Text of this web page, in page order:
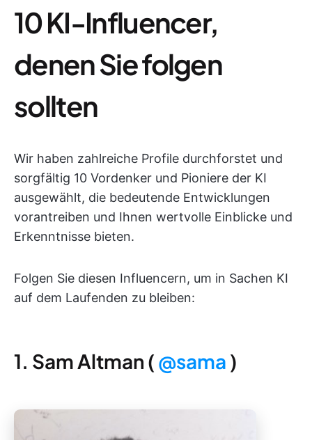
10 KI-Influencer,
denen Sie folgen
sollten
Wir haben zahlreiche Profile durchforstet und
sorgfältig 10 Vordenker und Pioniere der KI
ausgewählt, die bedeutende Entwicklungen
vorantreiben und Ihnen wertvolle Einblicke und
Erkenntnisse bieten.
Folgen Sie diesen Influencern, um in Sachen KI
auf dem Laufenden zu bleiben:
1. Sam Altman ( @sama )